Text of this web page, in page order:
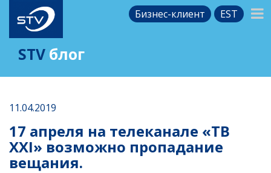
Бизнес-клиент EST
STV блог
11.04.2019
17 апреля на телеканале «ТВ
XXI» возможно пропадание
вещания.